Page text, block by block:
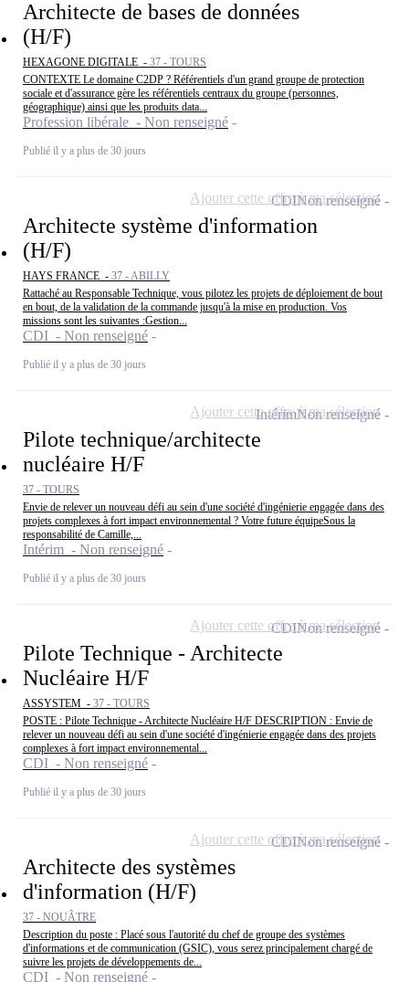
Architecte de bases de données
(H/F)
HEXAGONE DIGITALE - 37 - TOURS
CONTEXTE Le domaine C2DP ? Référentiels d'un grand groupe de protection
sociale et d'assurance gère les référentiels centraux du groupe (personnes,
géographique) ainsi que les produits data...
Profession libérale - Non renseigné
Publié il y a plus de 30 jours
Architecte système d'information
(H/F)
HAYS FRANCE - 37 - ABILLY
Rattaché au Responsable Technique, vous pilotez les projets de déploiement de bout
en bout, de la validation de la commande jusqu'à la mise en production. Vos
missions sont les suivantes :Gestion...
CDI - Non renseigné
Publié il y a plus de 30 jours
CDINon renseigné
Ajouter cette offre à ma sélection
Pilote technique/architecte
nucléaire H/F
37 - TOURS
Envie de relever un nouveau défi au sein d'une société d'ingénierie engagée dans des
projets complexes à fort impact environnemental ? Votre future équipeSous la
responsabilité de Camille,...
Intérim - Non renseigné
Publié il y a plus de 30 jours
IntérimNon renseigné
Ajouter cette offre à ma sélection
Pilote Technique - Architecte
Nucléaire H/F
ASSYSTEM - 37 - TOURS
POSTE : Pilote Technique - Architecte Nucléaire H/F DESCRIPTION : Envie de
relever un nouveau défi au sein d'une société d'ingénierie engagée dans des projets
complexes à fort impact environnemental...
CDI - Non renseigné
Publié il y a plus de 30 jours
CDINon renseigné
Ajouter cette offre à ma sélection
Architecte des systèmes
d'information (H/F)
37 - NOUÂTRE
Description du poste : Placé sous l'autorité du chef de groupe des systèmes
d'informations et de communication (GSIC), vous serez principalement chargé de
suivre les projets de développements de...
CDI - Non renseigné
CDINon renseigné
Ajouter cette offre à ma sélection